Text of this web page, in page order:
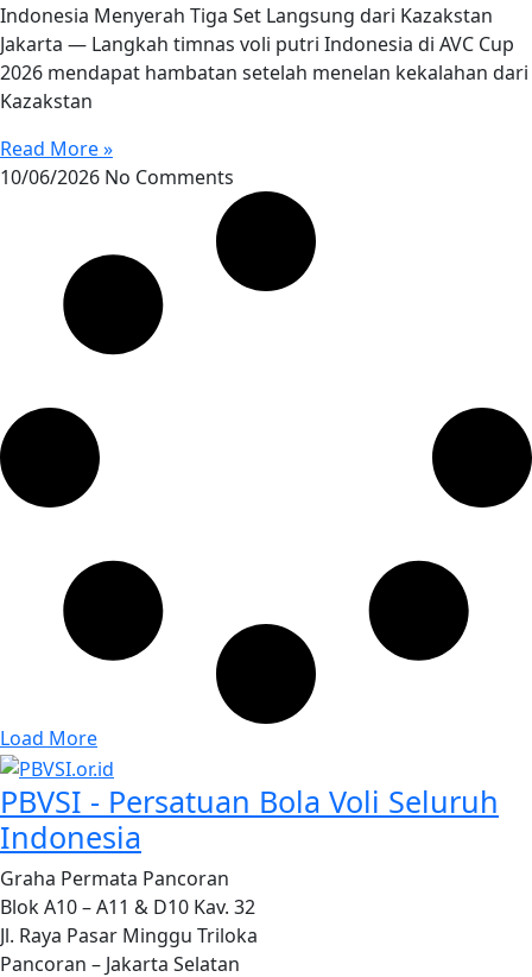
Indonesia Menyerah Tiga Set Langsung dari Kazakstan
Jakarta — Langkah timnas voli putri Indonesia di AVC Cup
2026 mendapat hambatan setelah menelan kekalahan dari
Kazakstan
Read More »
10/06/2026 No Comments
Load More
PBVSI - Persatuan Bola Voli Seluruh
Indonesia
Graha Permata Pancoran
Blok A10 – A11 & D10 Kav. 32
Jl. Raya Pasar Minggu Triloka
Pancoran – Jakarta Selatan